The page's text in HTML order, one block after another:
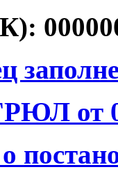
00000
от